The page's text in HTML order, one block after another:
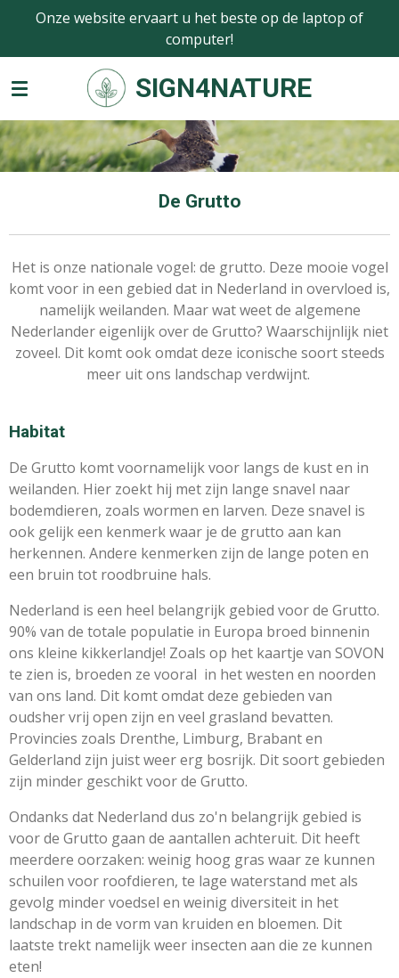
naar
de
hoofdinhoud
SIGN4NATURE
Onze website ervaart u het beste op de laptop of
computer!
De Grutto
Het is onze nationale vogel: de grutto. Deze mooie vogel
komt voor in een gebied dat in Nederland in overvloed is,
namelijk weilanden. Maar wat weet de algemene
Nederlander eigenlijk over de Grutto? Waarschijnlijk niet
zoveel. Dit komt ook omdat deze iconische soort steeds
meer uit ons landschap verdwijnt.
Habitat
De Grutto komt voornamelijk voor langs de kust en in
weilanden. Hier zoekt hij met zijn lange snavel naar
bodemdieren, zoals wormen en larven. Deze snavel is
ook gelijk een kenmerk waar je de grutto aan kan
herkennen. Andere kenmerken zijn de lange poten en
een bruin tot roodbruine hals.
Nederland is een heel belangrijk gebied voor de Grutto.
90% van de totale populatie in Europa broed binnenin
ons kleine kikkerlandje! Zoals op het kaartje van SOVON
te zien is, broeden ze vooral in het westen en noorden
van ons land. Dit komt omdat deze gebieden van
oudsher vrij open zijn en veel grasland bevatten.
Provincies zoals Drenthe, Limburg, Brabant en
Gelderland zijn juist weer erg bosrijk. Dit soort gebieden
zijn minder geschikt voor de Grutto.
Ondanks dat Nederland dus zo'n belangrijk gebied is
voor de Grutto gaan de aantallen achteruit. Dit heeft
meerdere oorzaken: weinig hoog gras waar ze kunnen
schuilen voor roofdieren, te lage waterstand met als
gevolg minder voedsel en weinig diversiteit in het
landschap in de vorm van kruiden en bloemen. Dit
laatste trekt namelijk weer insecten aan die ze kunnen
eten!